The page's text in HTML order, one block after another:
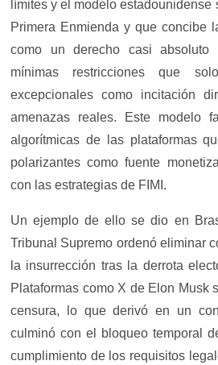
límites y el modelo
Primera Enmienda y que concibe
como un derecho casi absoluto
mínimas restricciones que
excepcionales como incitación
amenazas reales. Este modelo
algorítmicas de las plataformas
polarizantes como fuente
con las estrategias de FIMI.
Un ejemplo de ello se dio en
Tribunal Supremo ordenó eliminar
la insurrección tras la derrota
Plataformas como X de Elon Musk
censura, lo que derivó en un
culminó con el bloqueo temporal
cumplimiento de los requisitos